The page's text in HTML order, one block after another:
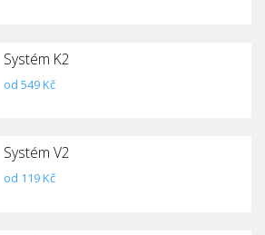
Systém K2
od 549 Kč
Systém V2
od 119 Kč